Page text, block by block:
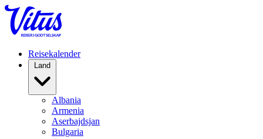
Reisekalender
Albania
Armenia
Aserbajdsjan
Bulgaria